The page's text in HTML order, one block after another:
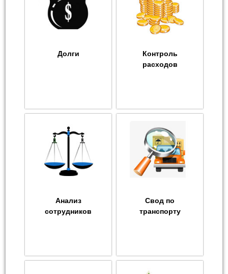
Долги
Контроль
расходов
Анализ
сотрудников
Свод по
транспорту